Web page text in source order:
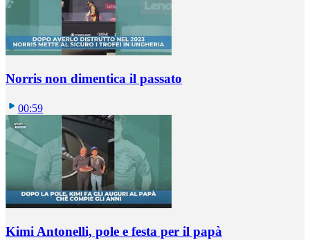
Norris non dimentica il passato
00:59
Kimi Antonelli, pole e festa per il papà